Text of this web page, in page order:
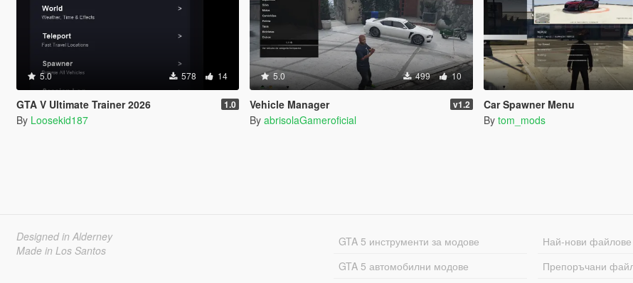
5.0 578 14
GTA V Ultimate Trainer 2026 1.0
By Loosekid187
5.0 499 10
Vehicle Manager v1.2
By abrisolaGameroficial
Car Spawner Menu
By tom_mods
Designed in Alderney
Made in Los Santos
GTA 5 инструменти за модове
GTA 5 автомобилни модове
Най-нови файлове
Препоръчани